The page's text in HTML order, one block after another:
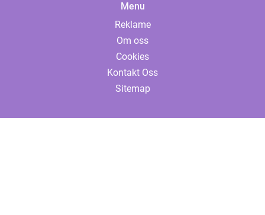
Menu
Reklame
Om oss
Cookies
Kontakt Oss
Sitemap